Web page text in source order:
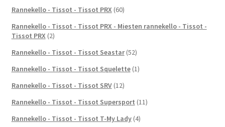
Rannekello - Tissot - Tissot PRX (60)
Rannekello - Tissot - Tissot PRX - Miesten rannekello - Tissot -
Tissot PRX (2)
Rannekello - Tissot - Tissot Seastar (52)
Rannekello - Tissot - Tissot Squelette (1)
Rannekello - Tissot - Tissot SRV (12)
Rannekello - Tissot - Tissot Supersport (11)
Rannekello - Tissot - Tissot T-My Lady (4)